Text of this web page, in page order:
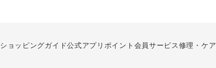
ショッピングガイド公式アプリ ポイント会員サービス修理・ケア